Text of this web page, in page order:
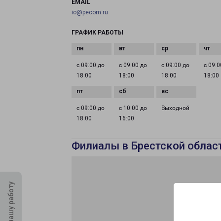
EMAIL
io@pecom.ru
ГРАФИК РАБОТЫ
с 09:00 до
18:00
с 09:00 до
18:00
с 09:00 до
18:00
с
18:00
с 09:00 до
18:00
с 10:00 до
16:00
Выходной
Филиалы в Брестской